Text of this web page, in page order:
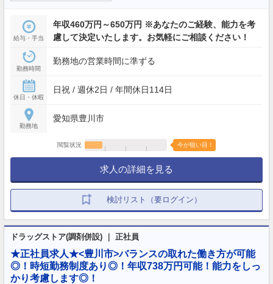
給与・手当
年収460万円～650万円 ※あなたのご経験、能力を考
慮して決定いたします。お気軽にご相談ください！
勤務時間
勤務地の営業時間に準ずる
休日・休暇
日祝 / 週休2日 / 年間休日114日
勤務地
愛知県豊川市
閲覧状況 今が狙い目！
求人の詳細を見る
検討リスト（要ログイン）
ドラッグストア(調剤併設) ｜ 正社員
★正社員求人★<豊川市>バランスの取れた働き方が可能
◎！時短勤務制度あり◎！年収738万円可能！能力をしっ
かり考慮します◎！